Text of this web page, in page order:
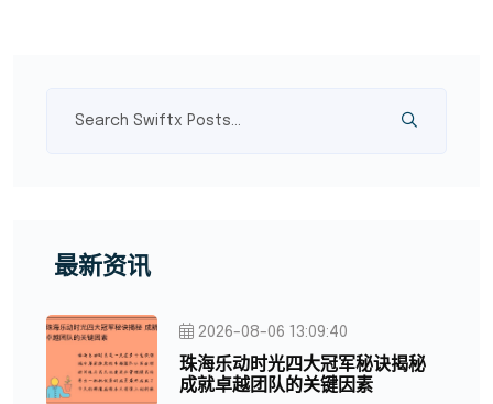
最新资讯
2026-08-06 13:09:40
珠海乐动时光四大冠军秘诀揭秘
成就卓越团队的关键因素